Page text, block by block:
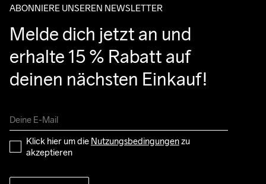
ABONNIERE UNSEREN NEWSLETTER
Melde dich jetzt an und
erhalte 15 % Rabatt auf
deinen nächsten Einkauf!
Klick hier um die Nutzungsbedingungen zu
akzeptieren